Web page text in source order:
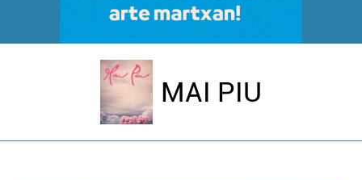
MAI PIU